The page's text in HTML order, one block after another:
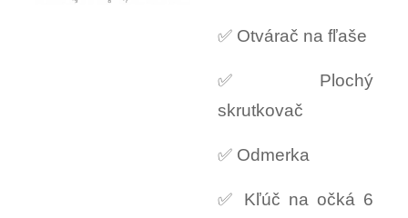
✅ Otvárač na fľaše
✅ Plochý
skrutkovač
✅ Odmerka
✅ Kľúč na očká 6